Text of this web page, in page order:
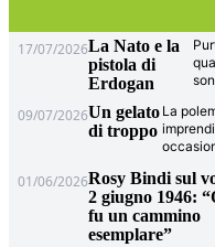
17/07/2026La Nato e la
pistola di
Erdogan
09/07/2026Un gelato
di troppo
La
01/06/2026Rosy Bindi sul
2 giugno 1946:
fu un cammino
esemplare”